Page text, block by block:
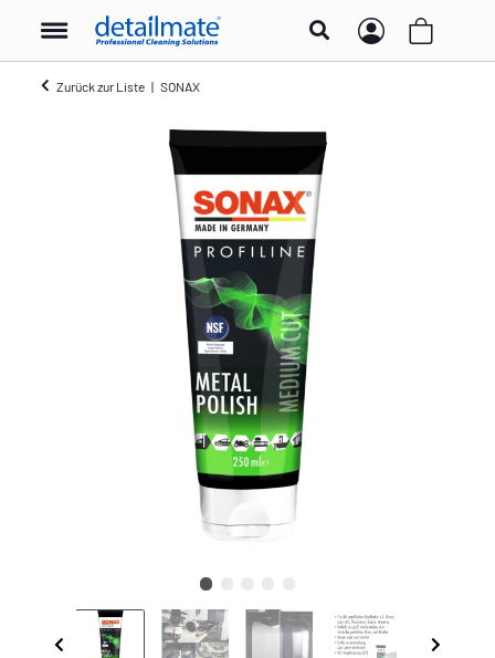
Zurück zur Liste SONAX